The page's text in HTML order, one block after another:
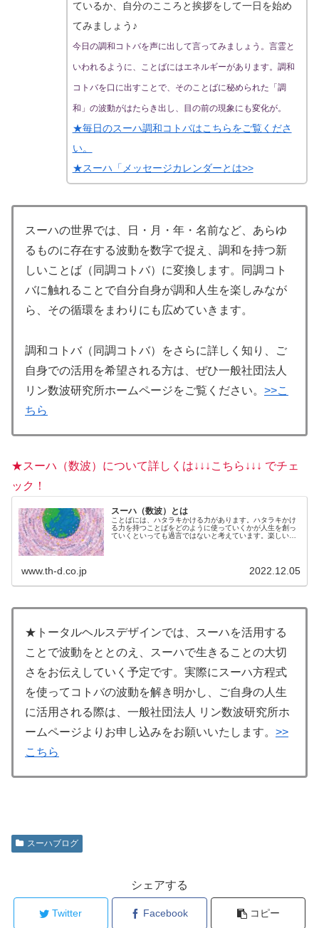
ているか、自分のこころと挨拶をして一日を始め
てみましょう♪
今日の調和コトバを声に出して言ってみましょう。言霊と
いわれるように、ことばにはエネルギーがあります。調和
コトバを口に出すことで、そのことばに秘められた「調
和」の波動がはたらき出し、目の前の現象にも変化が。
★毎日のスーハ調和コトバはこちらをご覧くださ
い。
★スーハ「メッセージカレンダーとは>>
スーハの世界では、日・月・年・名前など、あらゆ
るものに存在する波動を数字で捉え、調和を持つ新
しいことば（同調コトバ）に変換します。同調コト
バに触れることで自分自身が調和人生を楽しみなが
ら、その循環をまわりにも広めていきます。
調和コトバ（同調コトバ）をさらに詳しく知り、ご
自身での活用を希望される方は、ぜひ一般社団法人
リン数波研究所ホームページをご覧ください。 >>こ
ちら
★スーハ（数波）について詳しくは↓↓↓こちら↓↓↓ でチェ
ック！
スーハ（数波）とは
ことばには、ハタラキかける力があります。ハタラキかけ
る力を持つことばをどのように使っていくかが人生を創っ
ていくといっても過言ではないと考えています。楽しいこ
www.th-d.co.jp 2022.12.05
★トータルヘルスデザインでは、スーハを活用する
ことで波動をととのえ、スーハで生きることの大切
さをお伝えしていく予定です。実際にスーハ方程式
を使ってコトバの波動を解き明かし、ご自身の人生
に活用される際は、一般社団法人 リン数波研究所ホ
ームページよりお申し込みをお願いいたします。 >>
こちら
スーハブログ
シェアする
Twitter Facebook コピー